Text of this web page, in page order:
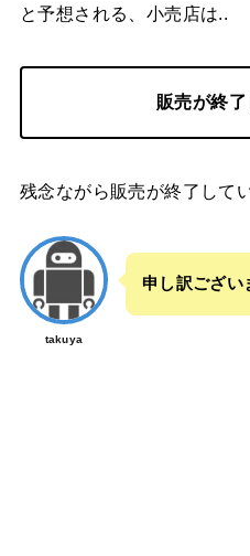
と予想される、小売店は..
販売が終
残念ながら販売が終了して
takuya
申し訳ござい